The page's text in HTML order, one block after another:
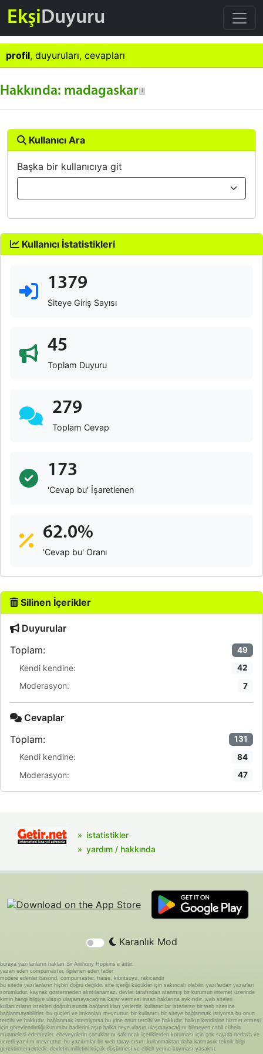
EkşiDuyuru
profil, duyuruları, cevapları
Hakkında: madagaskar
Kullanıcı Ara
Başka bir kullanıcıya git
Kullanıcı İstatistikleri
1379
Siteye Giriş Sayısı
45
Toplam Duyuru
279
Toplam Cevap
173
'Cevap bu' İşaretlenen
62.0%
'Cevap bu' Oranı
Silinen İçerikler
Duyurular
Toplam:
49
Kendi kendine: 42
Moderasyon: 7
Cevaplar
Toplam:
131
Kendi kendine: 84
Moderasyon: 47
istatistikler
yardım / hakkında
Karanlık Mod
buraya yazılanların hakları Sir Anthony Hopkins'e aittir.
yazan eden compumaster, ilgilenen eden fader
modere edenler basond, compumaster, fraise, kibritsuyu, rakicandir
bu sitede yazılanların hiçbiri doğru değildir. site içeriği küçükler için sakıncalı olabilir. yazılardan yazarları
sorumludur. kaynak göstermeden alıntılanamaz. devlet tarafından atanmış bir kurumun internet üzerinde
kimin hangi bilgiye ulaşıp ulaşamayacağına karar vermesi insan haklarına aykırıdır. web siteleri
kullanıcıların istekleri doğrultusunda bağlandıkları yerlerdir. kullanıcılar isterlerse bir web sitesine
bağlanmayabilirler. bu güçleri ve imkanları mevcuttur. bir kullanıcı bir siteye bağlanmak istiyorsa bu onun
tercihi ve hakkıdır. bağlanmak istemiyorsa bu yine onun tercihi ve hakkıdır. halkın kendisine hizmet etmesi
için görevlendirdiği kurumlar hadlerini aşıp halka neye ulaşıp ulaşmayacağını bilmeyen cahil cühela
muamelesi edemezler. ebeveynlerin çocuklarını sakıncalı içeriklerden koruması için çok sayıda bedava ve
ücretli yazılım mevcuttur. bu yazılımlar bir web tarayıcısını kullanmaktan daha karmaşık teknik bilgi
gerektirmemektedir. devletin milletini küçük düşürmesi ve ebleh yerine koyması yasaktır.